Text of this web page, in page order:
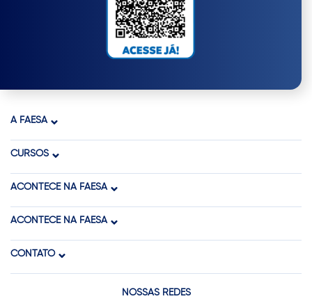
A FAESA
CURSOS
ACONTECE NA FAESA
ACONTECE NA FAESA
CONTATO
NOSSAS REDES